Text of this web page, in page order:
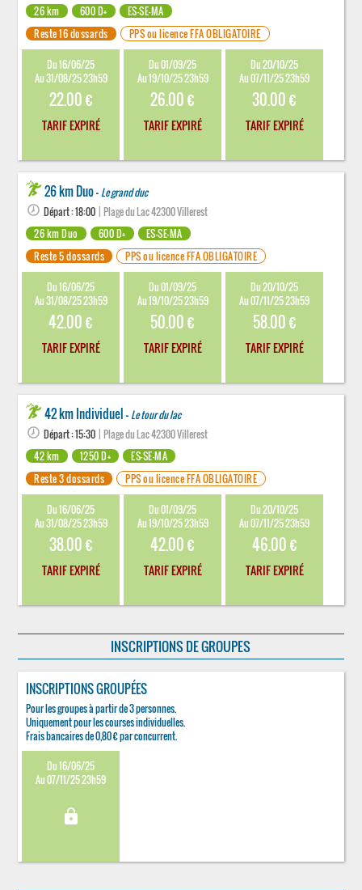
26 km 600 D+
ES-SE-MA
Reste 16 dossards
PPS ou licence FFA OBLIGATOIRE
Du 16/06/25
Au 31/08/25 23h59
22.00 €
TARIF EXPIRÉ
Du 01/09/25
Au 19/10/25 23h59
26.00 €
TARIF EXPIRÉ
Du 20/10/25
Au 07/11/25 23h59
30.00 €
TARIF EXPIRÉ
26 km Duo - Le grand duc
Départ : 18:00 | Plage du Lac 42300 Villerest
26 km Duo
600 D+
ES-SE-MA
Reste 5 dossards
PPS ou licence FFA OBLIGATOIRE
Du 16/06/25
Au 31/08/25 23h59
42.00 €
TARIF EXPIRÉ
Du 01/09/25
Au 19/10/25 23h59
50.00 €
TARIF EXPIRÉ
Du 20/10/25
Au 07/11/25 23h59
58.00 €
TARIF EXPIRÉ
42 km Individuel - Le tour du lac
Départ : 15:30 | Plage du Lac 42300 Villerest
42 km
1250 D+
ES-SE-MA
Reste 3 dossards
PPS ou licence FFA OBLIGATOIRE
Du 16/06/25
Au 31/08/25 23h59
38.00 €
TARIF EXPIRÉ
Du 01/09/25
Au 19/10/25 23h59
42.00 €
TARIF EXPIRÉ
Du 20/10/25
Au 07/11/25 23h59
46.00 €
TARIF EXPIRÉ
INSCRIPTIONS DE GROUPES
INSCRIPTIONS GROUPÉES
Pour les groupes à partir de 3 personnes.
Uniquement pour les courses individuelles.
Frais bancaires de 0,80 € par concurrent.
Du 16/06/25
Au 07/11/25 23h59
lock